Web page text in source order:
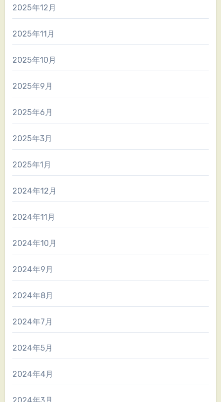
2025年12月
2025年11月
2025年10月
2025年9月
2025年6月
2025年3月
2025年1月
2024年12月
2024年11月
2024年10月
2024年9月
2024年8月
2024年7月
2024年5月
2024年4月
2024年3月